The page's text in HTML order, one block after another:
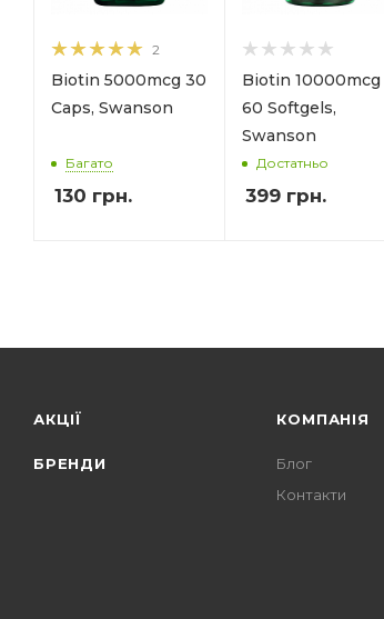
2
Biotin 5000mcg 30
Caps, Swanson
Багато
130 грн.
Biotin 10000mcg
60 Softgels,
Swanson
Достатньо
399 грн.
АКЦІЇ
БРЕНДИ
КОМПАНІЯ
Блог
Контакти